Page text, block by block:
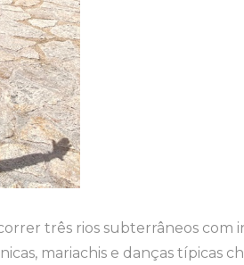
três rios subterrâneos com
mariachis e danças típicas